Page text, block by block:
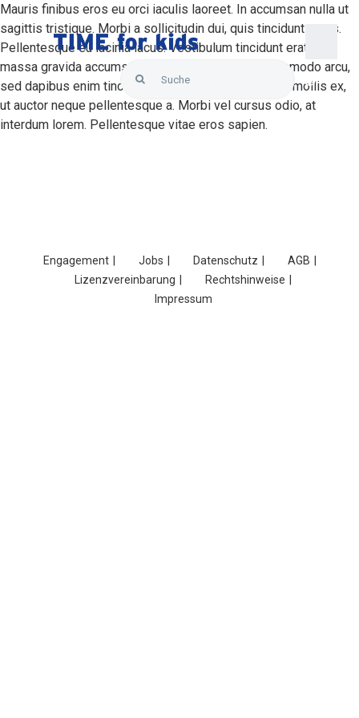
Skip
to
content
Startseite
Produkte
Search
for:
Mauris finibus eros eu orci iaculis laoreet. In accumsan nulla ut
sagittis tristique. Morbi a sollicitudin dui, quis tincidunt purus.
Pellentesque eu lacinia lacus. Vestibulum tincidunt erat ac
massa gravida accumsan. Suspendisse finibus commodo arcu,
sed dapibus enim tincidunt in. Suspendisse pretium mollis ex,
ut auctor neque pellentesque a. Morbi vel cursus odio, at
interdum lorem. Pellentesque vitae eros sapien.
Engagement Jobs Datenschutz
AGB
Lizenzvereinbarung
Rechtshinweise
Impressum